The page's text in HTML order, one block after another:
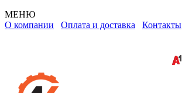
МЕНЮ
О компании Оплата и доставка Контакты